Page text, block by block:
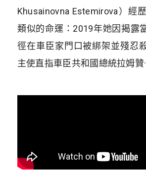
Khusainovna Estemirova）經
類似的命運：2019年她因揭露
徑在車臣家門口被綁架並殘忍
主使直指車臣共和國總統拉姆贊